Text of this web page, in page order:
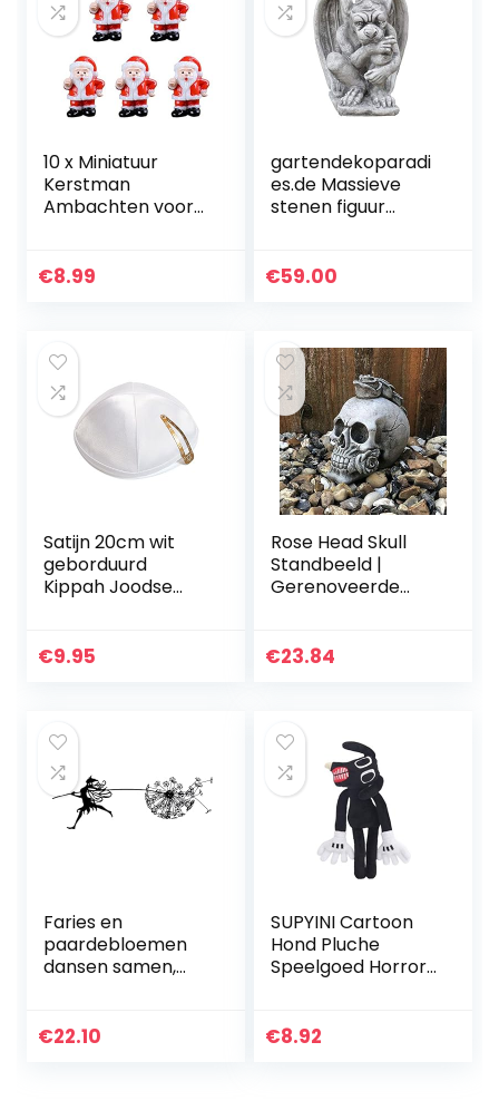
10 x Miniatuur
Kerstman
Ambachten voor
Landschap/Bonsai
€8.99
gartendekoparadi
es.de Massieve
stenen figuur
hoogte 29 cm,
€59.00
Satijn 20cm wit
geborduurd
Kippah Joodse
€9.95
Rose Head Skull
Standbeeld |
Gerenoveerde
ornament
€23.84
Faries en
paardebloemen
dansen samen,
beeldhouwkunst,
€22.10
SUPYINI Cartoon
Hond Pluche
Speelgoed Horror
Anime Zachte
€8.92